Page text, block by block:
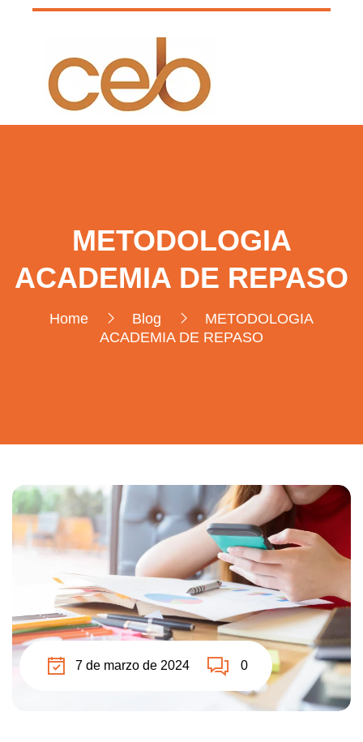
METODOLOGIA
ACADEMIA DE REPASO
Home Blog
METODOLOGIA
ACADEMIA DE REPASO
7 de marzo de 2024 0